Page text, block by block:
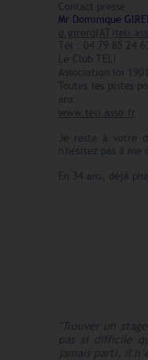
Contact presse
Mr Dominique
Tél : 04 79 85 24
Le Club TELI
Association loi 1901
Toutes les pistes
ans.
www.teli.asso.fr
Je reste à votre
n'hésitez pas à me
En 34 ans, déjà
"Trouver un
pas si difficile
jamais parti, il